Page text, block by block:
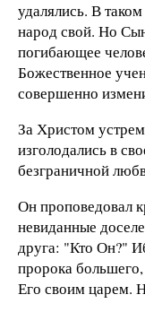
удалялись. В
народ свой. Но
погибающее
Божественное
совершенно
За Христом
изголодались в
безграничной
Он проповедовал
невиданные
друга: "Кто Он?"
пророка
Его своим царем.